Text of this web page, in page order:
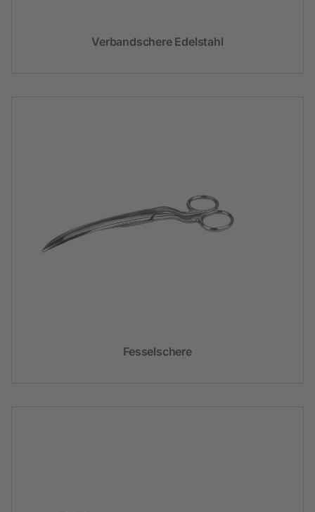
Verbandschere Edelstahl
Fesselschere